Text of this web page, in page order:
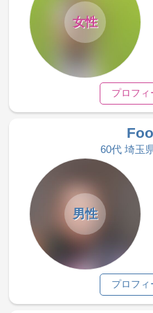
女性
プロフィ
60代 埼玉
男性
プロフィ